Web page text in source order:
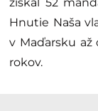
Hnutie Naša
v Maďarsku
rokov.